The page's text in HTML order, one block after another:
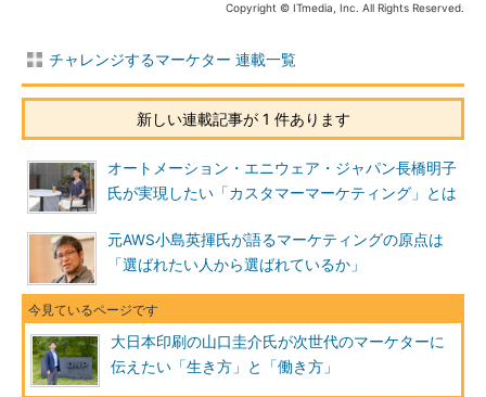
Copyright © ITmedia, Inc. All Rights Reserved.
チャレンジするマーケター 連載一覧
新しい連載記事が 1 件あります
オートメーション・エニウェア・ジャパン長橋明子
氏が実現したい「カスタマーマーケティング」とは
元AWS小島英揮氏が語るマーケティングの原点は
「選ばれたい人から選ばれているか」
大日本印刷の山口圭介氏が次世代のマーケターに
伝えたい「生き方」と「働き方」